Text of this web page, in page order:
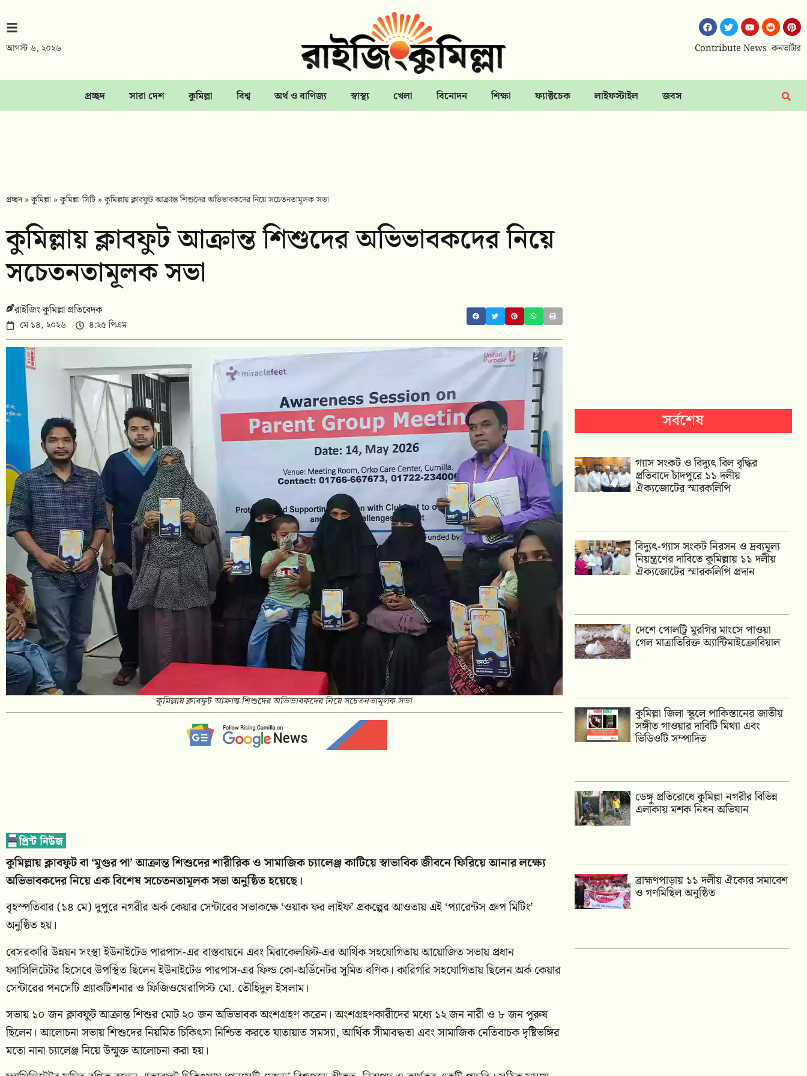
আগস্ট ৬, ২০২৬ Contribute News কনভার্টার
প্রচ্ছদ সারা দেশ কুমিল্লা বিশ্ব অর্থ ও বাণিজ্য স্বাস্থ্য খেলা বিনোদন শিক্ষা ফ্যাক্টচেক লাইফস্টাইল জবস
প্রচ্ছদ»কুমিল্লা »কুমিল্লা সিটি »কুমিল্লায় ক্লাবফুট আক্রান্ত শিশুদের অভিভাবকদের নিয়ে সচেতনতামূলক সভা
কুমিল্লায় ক্লাবফুট আক্রান্ত শিশুদের অভিভাবকদের নিয়ে
সচেতনতামূলক সভা
রাইজিং কুমিল্লা প্রতিবেদক
মে ১৪, ২০২৬ ৪:২৫ পিএম
কুমিল্লায় ক্লাবফুট আক্রান্ত শিশুদের অভিভাবকদের নিয়ে সচেতনতামূলক সভা
কুমিল্লায় ক্লাবফুট বা ‘মুগুর পা’ আক্রান্ত শিশুদের শারীরিক ও সামাজিক চ্যালেঞ্জ কাটিয়ে স্বাভাবিক জীবনে ফিরিয়ে আনার লক্ষ্যে
অভিভাবকদের নিয়ে এক বিশেষ সচেতনতামূলক সভা অনুষ্ঠিত হয়েছে।
বৃহস্পতিবার (১৪ মে) দুপুরে নগরীর অর্ক কেয়ার সেন্টারের সভাকক্ষে ‘ওয়াক ফর লাইফ’ প্রকল্পের আওতায় এই ‘প্যারেন্টস গ্রুপ মিটিং’
অনুষ্ঠিত হয়।
বেসরকারি উন্নয়ন সংস্থা ইউনাইটেড পারপাস-এর বাস্তবায়নে এবং মিরাকেলফিট-এর আর্থিক সহযোগিতায় আয়োজিত সভায় প্রধান
ফ্যাসিলিটেটর হিসেবে উপস্থিত ছিলেন ইউনাইটেড পারপাস-এর ফিল্ড কো-অর্ডিনেটর সুমিত বণিক। কারিগরি সহযোগিতায় ছিলেন অর্ক কেয়ার
সেন্টারের পনসেটি প্র্যাকটিশনার ও ফিজিওথেরাপিস্ট মো. তৌহিদুল ইসলাম।
সভায় ১০ জন ক্লাবফুট আক্রান্ত শিশুর মোট ২০ জন অভিভাবক অংশগ্রহণ করেন। অংশগ্রহণকারীদের মধ্যে ১২ জন নারী ও ৮ জন পুরুষ
ছিলেন। আলোচনা সভায় শিশুদের নিয়মিত চিকিৎসা নিশ্চিত করতে যাতায়াত সমস্যা, আর্থিক সীমাবদ্ধতা এবং সামাজিক নেতিবাচক দৃষ্টিভঙ্গির
মতো নানা চ্যালেঞ্জ নিয়ে উন্মুক্ত আলোচনা করা হয়।
সর্বশেষ
গ্যাস সংকট ও বিদ্যুৎ বিল বৃদ্ধির
প্রতিবাদে চাঁদপুরে ১১ দলীয়
ঐক্যজোটের স্মারকলিপি
‎বিদ্যুৎ-গ্যাস সংকট নিরসন ও দ্রব্যমূল্য
নিয়ন্ত্রণের দাবিতে কুমিল্লায় ১১ দলীয়
ঐক‍্যজোটের স্মারকলিপি প্রদান
দেশে পোলট্রি মুরগির মাংসে পাওয়া
গেল মাত্রাতিরিক্ত অ্যান্টিমাইক্রোবিয়াল
কুমিল্লা জিলা স্কুলে পাকিস্তানের জাতীয়
সঙ্গীত গাওয়ার দাবিটি মিথ্যা এবং
ভিডিওটি সম্পাদিত
ডেঙ্গু প্রতিরোধে কুমিল্লা নগরীর বিভিন্ন
এলাকায় মশক নিধন অভিযান
‎ব্রাহ্মণপাড়ায় ১১ দলীয় ঐক্যের সমাবেশ
ও গণমিছিল অনুষ্ঠিত